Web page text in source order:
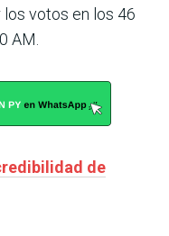
los votos en los 46
AM.
de